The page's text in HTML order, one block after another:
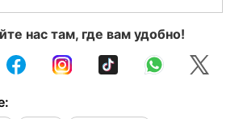
нас там, где вам удобно!